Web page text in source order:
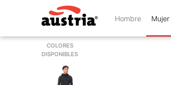
Hombre Mujer
COLORES
DISPONIBLES